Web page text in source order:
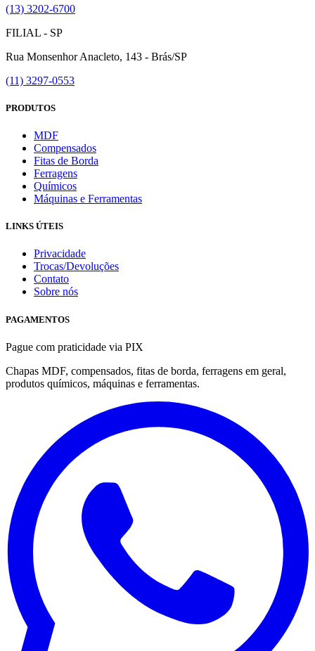
(13) 3202-6700
FILIAL - SP
Rua Monsenhor Anacleto, 143 - Brás/SP
(11) 3297-0553
PRODUTOS
MDF
Compensados
Fitas de Borda
Ferragens
Químicos
Máquinas e Ferramentas
LINKS ÚTEIS
Privacidade
Trocas/Devoluções
Contato
Sobre nós
PAGAMENTOS
Pague com praticidade via PIX
Chapas MDF, compensados, fitas de borda, ferragens em geral,
produtos químicos, máquinas e ferramentas.